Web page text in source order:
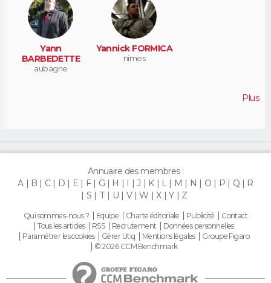
Yann
BARBEDETTE
aubagne
Yannick FORMICA
nimes
Plus
Annuaire des membres :
A
B C D E F G H I J K L M N O P Q
R
S
T U V W X Y Z
Qui sommes-nous ? Equipe Charte éditoriale Publicité
Contact
Tous les articles
RSS Recrutement
Données personnelles
Paramétrer les cookies
Gérer Utiq Mentions légales
Groupe Figaro
© 2026 CCM Benchmark